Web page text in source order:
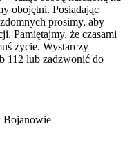
obojętni. Posiadając
prosimy, aby
Pamiętajmy, że czasami
życie. Wystarczy
112 lub zadzwonić do
Bojanowie